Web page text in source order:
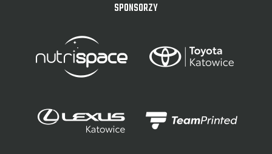
SPONSORZY